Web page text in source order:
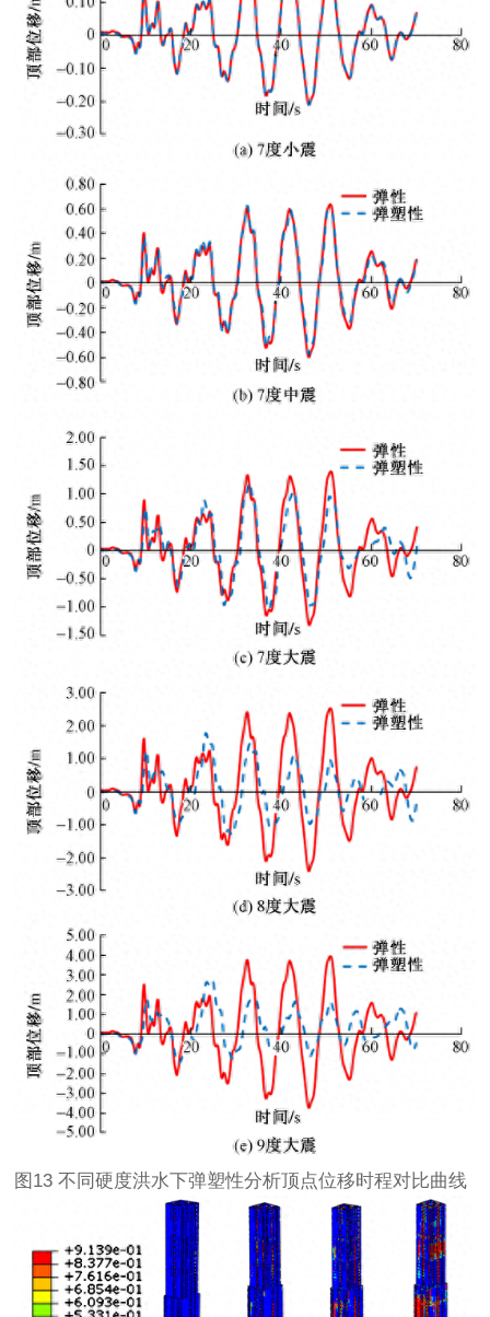
图13 不同硬度洪水下弹塑性分析顶点位移时程对比曲线